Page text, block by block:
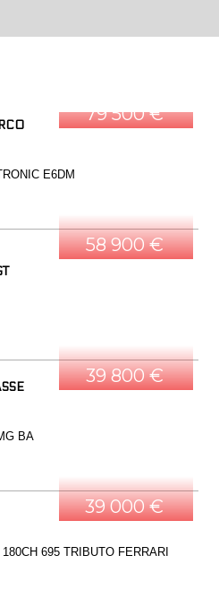
79 500 €
E6DM
58 900 €
39 800 €
BA
39 000 €
695 TRIBUTO FERRARI